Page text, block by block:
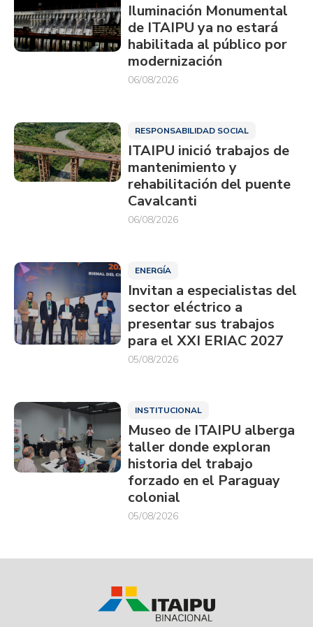
Iluminación Monumental
de ITAIPU ya no estará
habilitada al público por
modernización
06/08/2026
RESPONSABILIDAD SOCIAL
ITAIPU inició trabajos de
mantenimiento y
rehabilitación del puente
Cavalcanti
06/08/2026
ENERGÍA
Invitan a especialistas del
sector eléctrico a
presentar sus trabajos
para el XXI ERIAC 2027
05/08/2026
INSTITUCIONAL
Museo de ITAIPU alberga
taller donde exploran
historia del trabajo
forzado en el Paraguay
colonial
05/08/2026